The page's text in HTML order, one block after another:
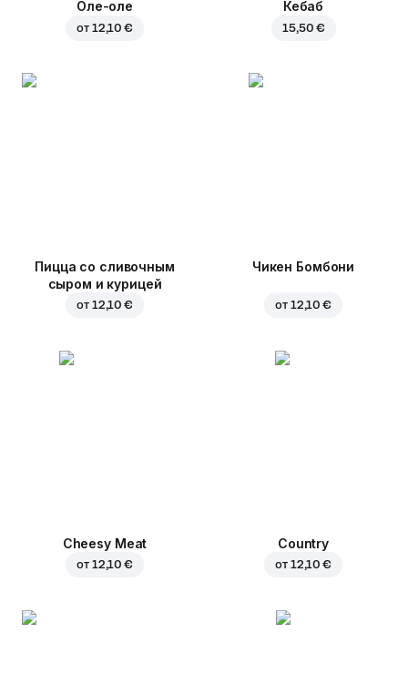
Оле-оле
от 12,10 €
Кебаб
15,50 €
Пицца со сливочным
сыром и курицей
от 12,10 €
Чикен Бомбони
от 12,10 €
Cheesy Meat
от 12,10 €
Country
от 12,10 €